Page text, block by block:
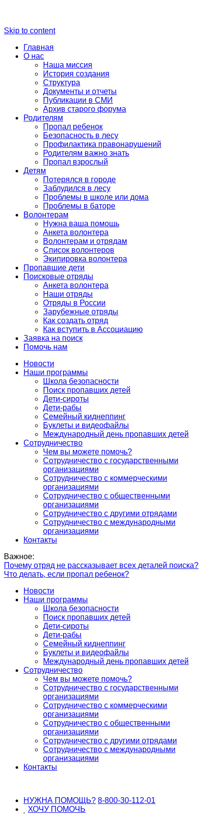
Skip to content
Главная
О нас
Наша миссия
История создания
Структура
Документы и отчеты
Публикации в СМИ
Архив старого форума
Родителям
Пропал ребенок
Безопасность в лесу
Профилактика правонарушений
Родителям важно знать
Пропал взрослый
Детям
Потерялся в городе
Заблудился в лесу
Проблемы в школе или дома
Проблемы в баторе
Волонтерам
Нужна ваша помощь
Анкета волонтера
Волонтерам и отрядам
Список волонтеров
Экипировка волонтера
Пропавшие дети
Поисковые отряды
Анкета волонтера
Наши отряды
Отряды в России
Зарубежные отряды
Как создать отряд
Как вступить в Ассоциацию
Заявка на поиск
Помочь нам
Новости
Наши программы
Школа безопасности
Поиск пропавших детей
Дети-сироты
Дети-рабы
Семейный киднеппинг
Буклеты и видеофайлы
Международный день пропавших детей
Сотрудничество
Чем вы можете помочь?
Сотрудничество с государственными
организациями
Сотрудничество с коммерческими
организациями
Сотрудничество с общественными
организациями
Сотрудничество с другими отрядами
Сотрудничество с международными
организациями
Контакты
Важное:
Почему отряд не рассказывает всех деталей поиска?
Что делать, если пропал ребенок?
Новости
Наши программы
Школа безопасности
Поиск пропавших детей
Дети-сироты
Дети-рабы
Семейный киднеппинг
Буклеты и видеофайлы
Международный день пропавших детей
Сотрудничество
Чем вы можете помочь?
Сотрудничество с государственными
организациями
Сотрудничество с коммерческими
организациями
Сотрудничество с общественными
организациями
Сотрудничество с другими отрядами
Сотрудничество с международными
организациями
Контакты
НУЖНА ПОМОЩЬ? 8-800-30-112-01
ХОЧУ ПОМОЧЬ